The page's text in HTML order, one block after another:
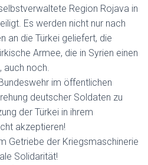
Region Rojava in
Es werden nicht nur nach
an die Türkei geliefert, die
Armee, die in Syrien einen
auch noch.
im öffentlichen
deutscher Soldaten zu
der Türkei in ihrem
akzeptieren!
Getriebe der Kriegsmaschinerie
Solidarität!